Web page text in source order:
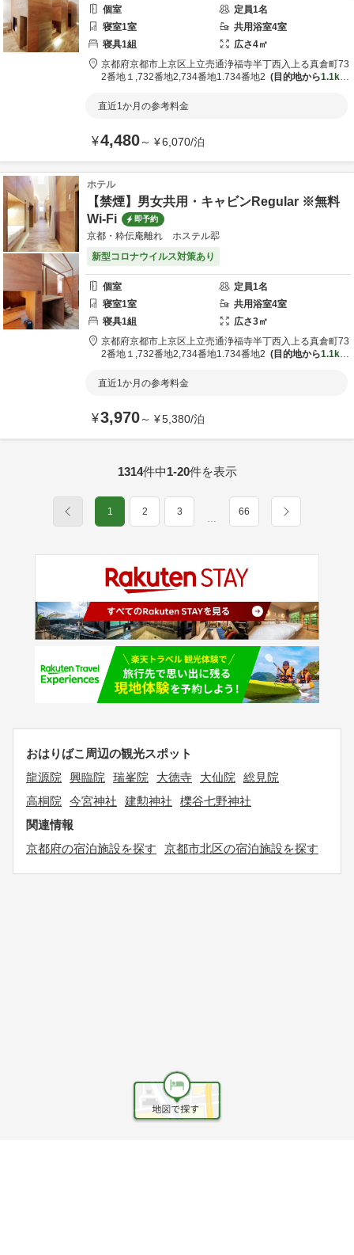
個室 定員1名
寝室1室 共用浴室4室
寝具1組 広さ4㎡
京都府京都市上京区上立売通浄福寺半丁西入上る真倉町73
2番地１,732番地2,734番地1.734番地2
目的地から1.1km
直近1か月の参考料金
¥4,480～ ¥6,070/泊
ホテル
【禁煙】男女共用・キャビンRegular ※無料
Wi-Fi
即予約
京都・粋伝庵離れ ホステル翆
新型コロナウイルス対策あり
個室 定員1名
寝室1室 共用浴室4室
寝具1組 広さ3㎡
京都府京都市上京区上立売通浄福寺半丁西入上る真倉町73
2番地１,732番地2,734番地1.734番地2
目的地から1.1km
直近1か月の参考料金
¥3,970～ ¥5,380/泊
1314件中1-20件を表示
1 2 3
…
66
おはりばこ周辺の観光スポット
龍源院
興臨院 瑞峯院 大徳寺 大仙院
総見院
高桐院
今宮神社 建勲神社
櫟谷七野神社
関連情報
京都府の宿泊施設を探す
京都市北区の宿泊施設を探す